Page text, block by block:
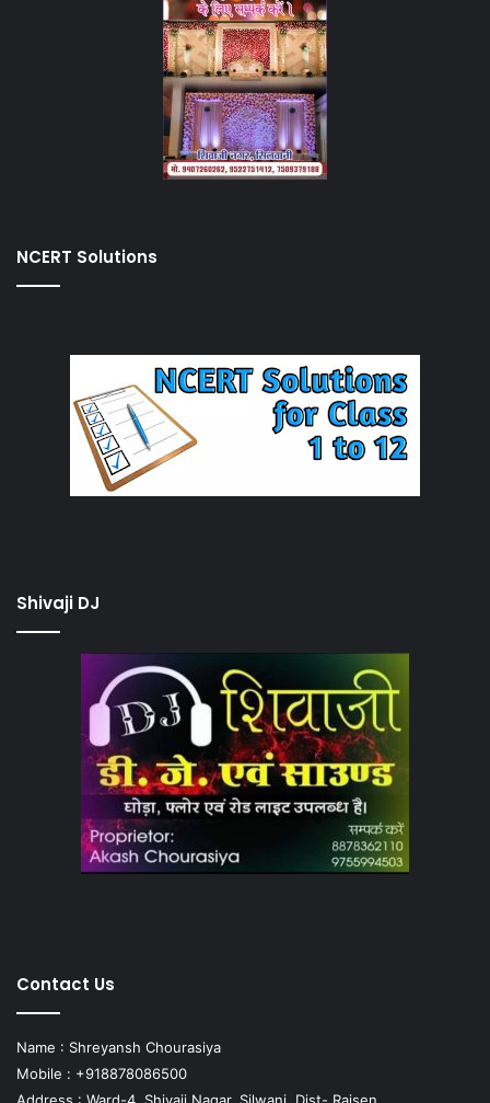
NCERT Solutions
Shivaji DJ
Contact Us
Name : Shreyansh Chourasiya
Mobile : +918878086500